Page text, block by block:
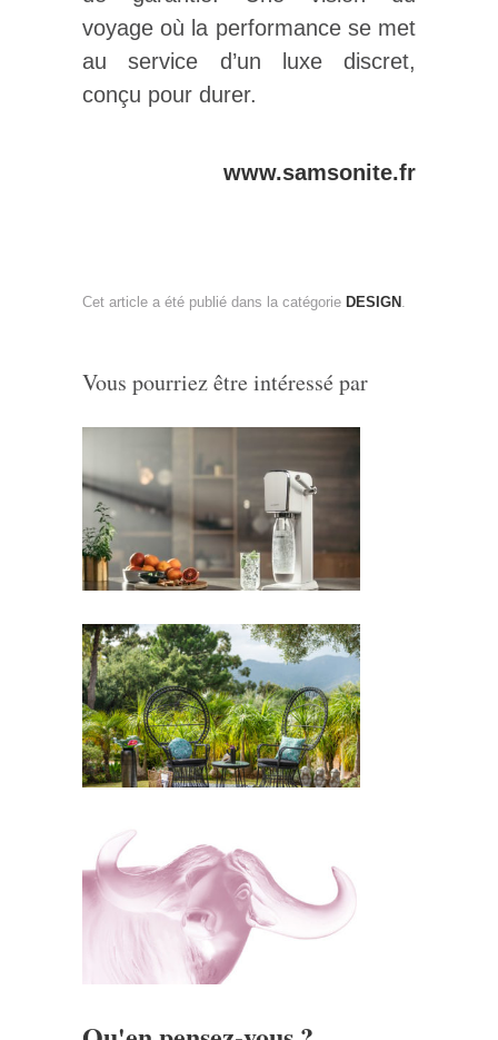
voyage où la performance se met
au service d’un luxe discret,
conçu pour durer.
www.samsonite.fr
Cet article a été publié dans la catégorie DESIGN
Vous pourriez être intéressé par